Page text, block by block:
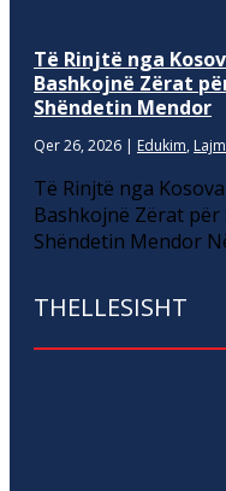
Të Rinjtë nga
Bashkojnë Zërat
Shëndetin Mendor
Qer 26, 2026 | Edukim,
Të Rinjtë nga
Bashkojnë Zërat
Shëndetin Mendor
THELLESISHT